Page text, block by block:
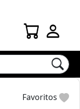
Favoritos